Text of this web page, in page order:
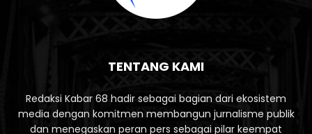
TENTANG KAMI
Redaksi Kabar 68 hadir sebagai bagian dari ekosistem
media dengan komitmen membangun jurnalisme publik
dan menegaskan peran pers sebagai pilar keempat